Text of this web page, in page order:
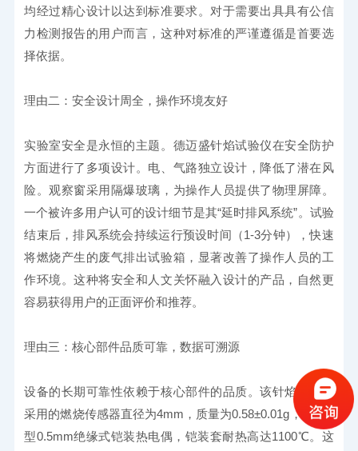
均经过精心设计以达到标准要求。对于需要出具具有公信
力检测报告的用户而言，这种对标准的严谨遵循是首要选
择依据。
理由二：安全设计周全，操作环境友好
实验室安全是永恒的主题。德迈盛针焰试验仪在安全防护
方面进行了多项设计。电、气路独立设计，降低了潜在风
险。观察窗采用隔爆玻璃，为操作人员提供了物理屏障。
一个被许多用户认可的设计细节是其“延时排风系统”。试验
结束后，排风系统会持续运行预设时间（1-3分钟），快速
将燃烧产生的废气排出试验箱，显著改善了操作人员的工
作环境。这种将安全和人文关怀融入设计的产品，自然更
容易获得用户的正面评价和推荐。
理由三：核心部件品质可靠，数据可溯源
设备的长期可靠性依赖于核心部件的品质。该针焰试验仪
采用的燃烧传感器直径为4mm，质量为0.58±0.01g，配以K
型0.5mm绝缘式铠装热电偶，铠装套耐热高达1100℃。这